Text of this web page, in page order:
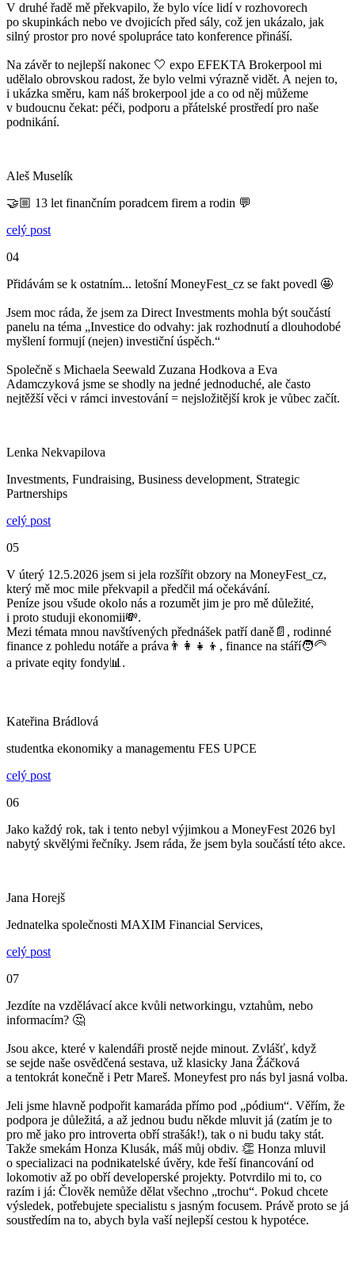
V druhé řadě mě překvapilo, že bylo více lidí v rozhovorech
po skupinkách nebo ve dvojicích před sály, což jen ukázalo, jak
silný prostor pro nové spolupráce tato konference přináší.
Na závěr to nejlepší nakonec 🤍 expo EFEKTA Brokerpool mi
udělalo obrovskou radost, že bylo velmi výrazně vidět. A nejen to,
i ukázka směru, kam náš brokerpool jde a co od něj můžeme
v budoucnu čekat: péči, podporu a přátelské prostředí pro naše
podnikání.
Aleš Muselík
🤝🏼 13 let finančním poradcem firem a rodin 💬
celý post
04
Přidávám se k ostatním... letošní MoneyFest_cz se fakt povedl 🤩
Jsem moc ráda, že jsem za Direct Investments mohla být součástí
panelu na téma „Investice do odvahy: jak rozhodnutí a dlouhodobé
myšlení formují (nejen) investiční úspěch.“
Společně s Michaela Seewald Zuzana Hodkova a Eva
Adamczyková jsme se shodly na jedné jednoduché, ale často
nejtěžší věci v rámci investování = nejsložitější krok je vůbec začít.
Lenka Nekvapilova
Investments, Fundraising, Business development, Strategic
Partnerships
celý post
05
V úterý 12.5.2026 jsem si jela rozšířit obzory na MoneyFest_cz,
který mě moc mile překvapil a předčil má očekávání.
Peníze jsou všude okolo nás a rozumět jim je pro mě důležité,
i proto studuji ekonomii💸.
Mezi témata mnou navštívených přednášek patří daně📄, rodinné
finance z pohledu notáře a práva👨‍👩‍👧‍👦, finance na stáří🧑‍🦳
a private eqity fondy📊.
Kateřina Brádlová
studentka ekonomiky a managementu FES UPCE
celý post
06
Jako každý rok, tak i tento nebyl výjimkou a MoneyFest 2026 byl
nabytý skvělými řečníky. Jsem ráda, že jsem byla součástí této akce.
Jana Horejš
Jednatelka společnosti MAXIM Financial Services,
celý post
07
Jezdíte na vzdělávací akce kvůli networkingu, vztahům, nebo
informacím? 🤔
Jsou akce, které v kalendáři prostě nejde minout. Zvlášť, když
se sejde naše osvědčená sestava, už klasicky Jana Žáčková
a tentokrát konečně i Petr Mareš. Moneyfest pro nás byl jasná volba.
Jeli jsme hlavně podpořit kamaráda přímo pod „pódium“. Věřím, že
podpora je důležitá, a až jednou budu někde mluvit já (zatím je to
pro mě jako pro introverta obří strašák!), tak o ni budu taky stát.
Takže smekám Honza Klusák, máš můj obdiv. 👏 Honza mluvil
o specializaci na podnikatelské úvěry, kde řeší financování od
lokomotiv až po obří developerské projekty. Potvrdilo mi to, co
razím i já: Člověk nemůže dělat všechno „trochu“. Pokud chcete
výsledek, potřebujete specialistu s jasným focusem. Právě proto se já
soustředím na to, abych byla vaší nejlepší cestou k hypotéce.